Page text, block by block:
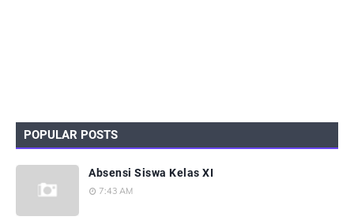
POPULAR POSTS
Absensi Siswa Kelas XI
7:43 AM